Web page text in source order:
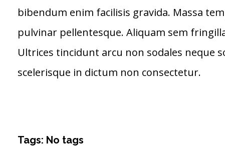
bibendum enim facilisis gravida. Massa
pulvinar pellentesque. Aliquam sem
Ultrices tincidunt arcu non sodales neque
scelerisque in dictum non consectetur.
Tags: No tags